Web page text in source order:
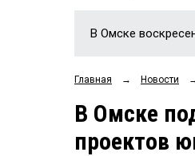
В Омске
Главная → Новости
В Омске
проектов